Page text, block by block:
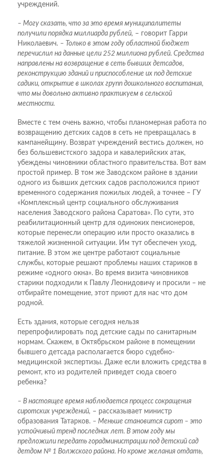
учреждений.
– Могу сказать, что за это время муниципалитеты
получили порядка миллиарда рублей, – говорит Гарри
Николаевич. – Только в этом году областной бюджет
перечислил на данные цели 252 миллиона рублей. Средства
направлены на возвращение в сеть бывших детсадов,
реконструкцию зданий и приспособление их под детские
садики, открытие в школах групп дошкольного воспитания,
что мы довольно активно практикуем в сельской
местности.
Вместе с тем очень важно, чтобы планомерная работа по
возвращению детских садов в сеть не превращалась в
кампанейщину. Возврат учреждений вестись должен, но
без большевистского задора и кавалерийских атак,
убеждены чиновники областного правительства. Вот вам
простой пример. В том же Заводском районе в здании
одного из бывших детских садов расположился приют
временного содержания пожилых людей, а точнее – ГУ
«Комплексный центр социального обслуживания
населения Заводского района Саратова». По сути, это
реабилитационный центр для одиноких пенсионеров,
которые перенесли операцию или просто оказались в
тяжелой жизненной ситуации. Им тут обеспечен уход,
питание. В этом же центре работают социальные
службы, которые решают проблемы наших стариков в
режиме «одного окна». Во время визита чиновников
старики подходили к Павлу Леонидовичу и просили – не
отбирайте помещение, этот приют для нас что дом
родной.
Есть здания, которые сегодня нельзя
перепрофилировать под детские сады по санитарным
нормам. Скажем, в Октябрьском районе в помещении
бывшего детсада располагается бюро судебно-
медицинской экспертизы. Даже если вложить средства в
ремонт, кто из родителей приведет сюда своего
ребенка?
– В настоящее время наблюдается процесс сокращения
сиротских учреждений, – рассказывает министр
образования Татарков. – Меньше становится сирот – это
устойчивый тренд последних лет. В этом году мы
предложили передать горадминистрации под детский сад
детдом № 1 Волжского района. Но кроме желания отдать,